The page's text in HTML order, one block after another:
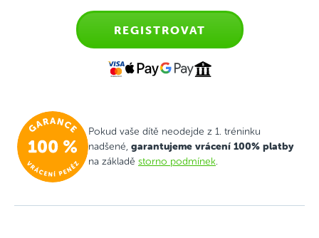
REGISTROVAT
Pokud vaše dítě neodejde z 1. tréninku
nadšené, garantujeme vrácení 100% platby
na základě storno podmínek.